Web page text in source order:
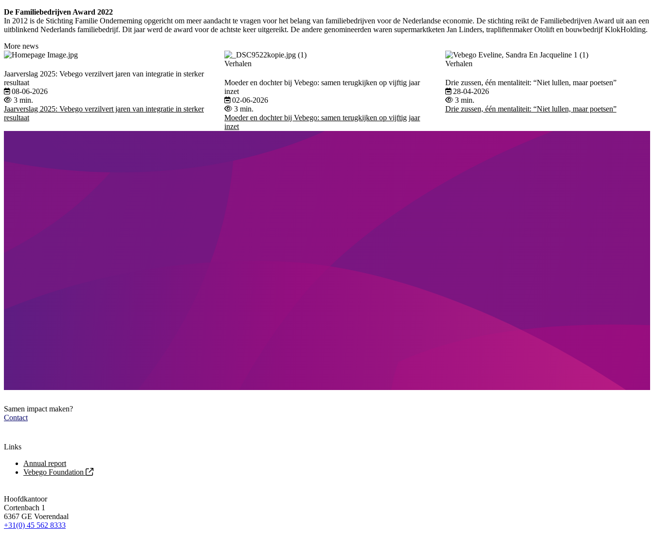
De Familiebedrijven Award 2022
In 2012 is de Stichting Familie Onderneming opgericht om meer aandacht te vragen voor het belang van familiebedrijven voor de Nederlandse economie. De stichting reikt de Familiebedrijven Award uit aan een
uitblinkend Nederlands familiebedrijf. Dit jaar werd de award voor de achtste keer uitgereikt. De andere genomineerden waren supermarktketen Jan Linders, trapliftenmaker Otolift en bouwbedrijf KlokHolding.
More news
Jaarverslag 2025: Vebego verzilvert jaren van integratie in sterker
resultaat
08-06-2026
3 min.
Jaarverslag 2025: Vebego verzilvert jaren van integratie in sterker
resultaat
Verhalen
Moeder en dochter bij Vebego: samen terugkijken op vijftig jaar
inzet
02-06-2026
3 min.
Moeder en dochter bij Vebego: samen terugkijken op vijftig jaar
inzet
Verhalen
Drie zussen, één mentaliteit: “Niet lullen, maar poetsen”
28-04-2026
3 min.
Drie zussen, één mentaliteit: “Niet lullen, maar poetsen”
Samen impact maken?
Contact
Links
Annual report
Vebego Foundation
Hoofdkantoor
Cortenbach 1
6367 GE Voerendaal
+31(0) 45 562 8333